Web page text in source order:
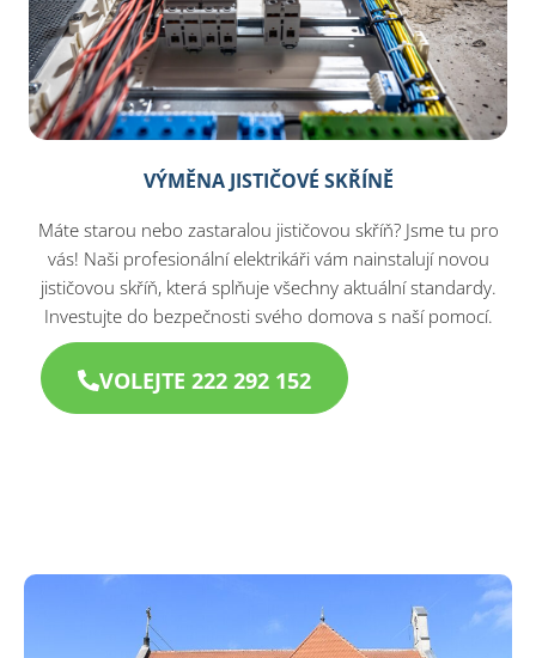
VÝMĚNA JISTIČOVÉ SKŘÍNĚ
Máte starou nebo zastaralou jističovou skříň? Jsme tu pro
vás! Naši profesionální elektrikáři vám nainstalují novou
jističovou skříň, která splňuje všechny aktuální standardy.
Investujte do bezpečnosti svého domova s naší pomocí.
VOLEJTE 222 292 152